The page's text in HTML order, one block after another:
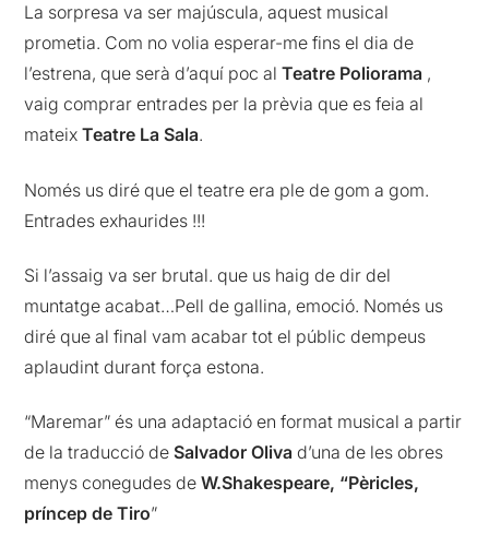
La sorpresa va ser majúscula, aquest musical
prometia. Com no volia esperar-me fins el dia de
l’estrena, que serà d’aquí poc alTeatre Poliorama ,
vaig comprar entrades per la prèvia que es feia al
mateixTeatre La Sala.
Només us diré que el teatre era ple de gom a gom.
Entrades exhaurides !!!
Si l’assaig va ser brutal. que us haig de dir del
muntatge acabat…Pell de gallina, emoció. Només us
diré que al final vam acabar tot el públic dempeus
aplaudint durant força estona.
“Maremar” és una adaptació en format musical a partir
de la traducció deSalvador Oliva d’una de les obres
menys conegudes deW.Shakespeare, “Pèricles,
príncep de Tiro”